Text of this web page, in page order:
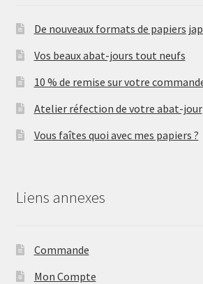
De nouveaux formats de papiers
Vos beaux abat-jours tout neufs
10 % de remise sur votre
Atelier réfection de votre abat-jour
Vous faîtes quoi avec mes papiers ?
Liens annexes
Commande
Mon Compte